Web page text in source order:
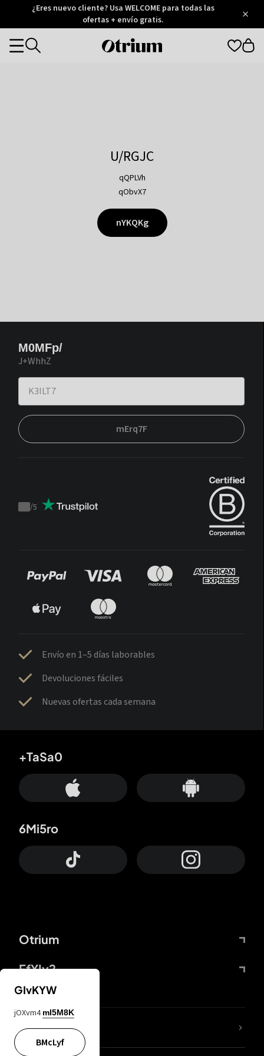
Otrium
Trustpilot
¿Eres nuevo cliente? Usa WELCOME para todas las
ofertas + envío gratis.
Otrium
Categories
U/RGJC
qQPLVh
qObvX7
nYKQKg
M0MFp/
J+WhhZ
mErq7F
Trustpilot
/5
Envío en 1–5 días laborables
Devoluciones fáciles
Nuevas ofertas cada semana
Otrium
FfYIy2
+TaSa0
6Mi5ro
65A04M
GIvKYW
jOXvm4 mI5M8K
BMcLyf